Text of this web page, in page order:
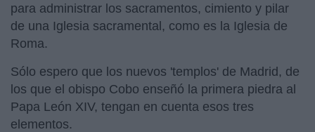
para administrar los sacramentos, cimiento y pilar
de una Iglesia sacramental, como es la Iglesia de
Roma.
Sólo espero que los nuevos 'templos' de Madrid, de
los que el obispo Cobo enseñó la primera piedra al
Papa León XIV, tengan en cuenta esos tres
elementos.